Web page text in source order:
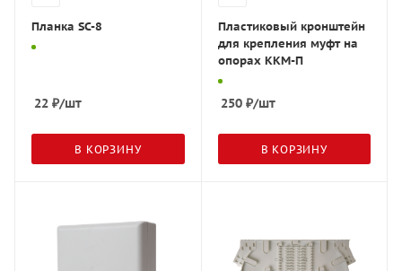
Планка SC-8
22 ₽/шт
В КОРЗИНУ
Пластиковый кронштейн
для крепления муфт на
опорах ККМ-П
250₽/шт
В КОРЗИНУ